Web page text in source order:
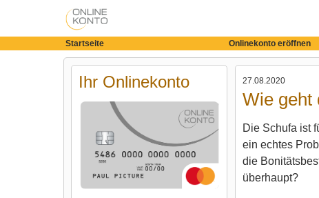
Startseite Onlinekonto eröffnen
Ihr Onlinekonto 27.08.2020
Wie geht
Die Schufa ist
ein echtes
die
überhaupt?